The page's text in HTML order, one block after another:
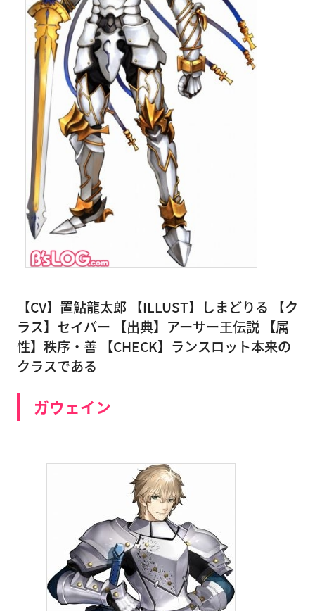
【CV】置鮎龍太郎 【ILLUST】しまどりる 【ク
ラス】セイバー 【出典】アーサー王伝説 【属
性】秩序・善 【CHECK】ランスロット本来の
クラスである
ガウェイン